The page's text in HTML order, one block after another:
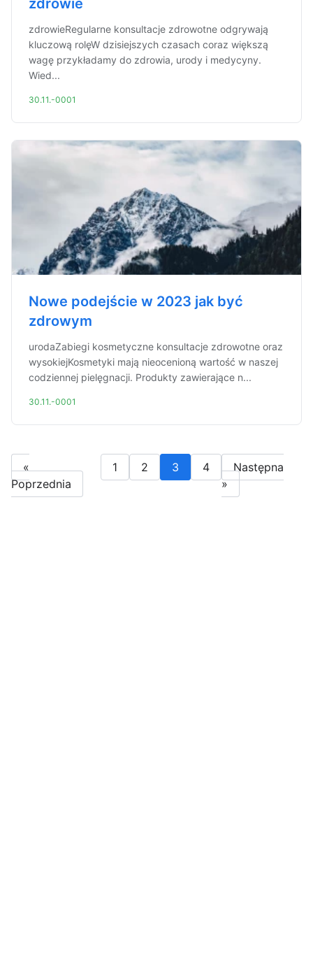
zdrowie
zdrowieRegularne konsultacje zdrowotne odgrywają
kluczową rolęW dzisiejszych czasach coraz większą
wagę przykładamy do zdrowia, urody i medycyny.
Wied...
30.11.-0001
Nowe podejście w 2023 jak być
zdrowym
urodaZabiegi kosmetyczne konsultacje zdrowotne oraz
wysokiejKosmetyki mają nieocenioną wartość w naszej
codziennej pielęgnacji. Produkty zawierające n...
30.11.-0001
«
Poprzednia
1 2 3 4
Następna
»